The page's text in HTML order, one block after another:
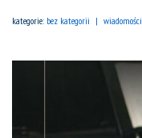
kategorie: bez kategorii wiadomości